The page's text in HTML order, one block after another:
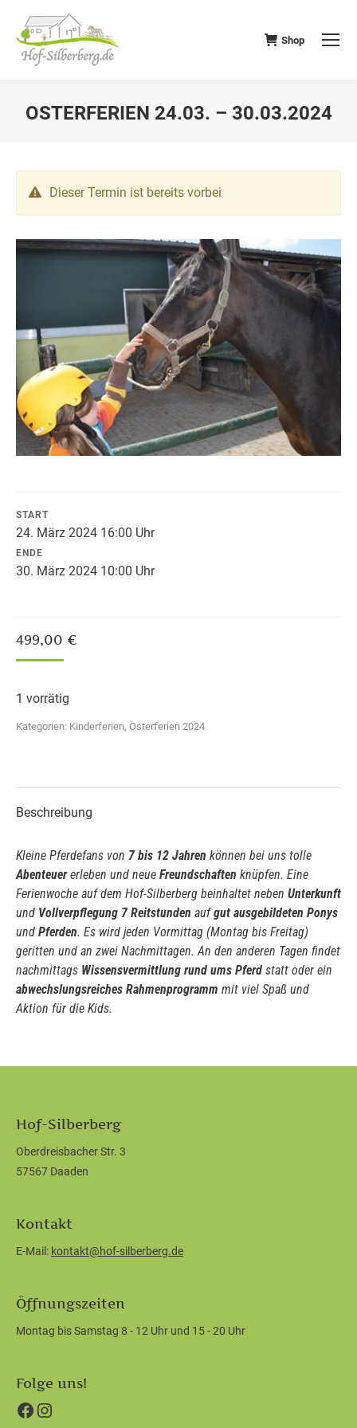
Shop
OSTERFERIEN 24.03. – 30.03.2024
Dieser Termin ist bereits vorbei
START
24. März 2024 16:00 Uhr
ENDE
30. März 2024 10:00 Uhr
499,00 €
1 vorrätig
Kategorien: Kinderferien, Osterferien 2024
Beschreibung
Kleine Pferdefans von 7 bis 12 Jahren können bei uns tolle
Abenteuererleben und neue Freundschaften knüpfen. Eine
Ferienwoche auf dem Hof-Silberberg beinhaltet neben Unterkunft
und Vollverpflegung 7 Reitstunden aufgut ausgebildeten Ponys
und Pferden. Es wird jeden Vormittag (Montag bis Freitag)
geritten und an zwei Nachmittagen. An den anderen Tagen findet
nachmittags Wissensvermittlung rund ums Pferd statt oder ein
abwechslungsreiches Rahmenprogramm mit viel Spaß und
Aktion für die Kids.
Hof-Silberberg
Oberdreisbacher Str. 3
57567 Daaden
Kontakt
E-Mail: kontakt@hof-silberberg.de
Öffnungszeiten
Montag bis Samstag 8 - 12 Uhr und 15 - 20 Uhr
Folge uns!
Facebook
Instagram